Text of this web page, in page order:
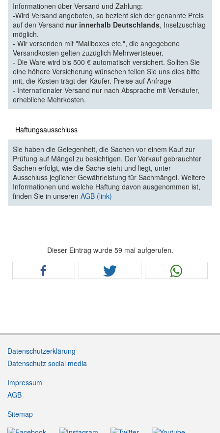
Informationen über Versand und Zahlung:
-Wird Versand angeboten, so bezieht sich der genannte Preis
auf den Versand nur innerhalb Deutschlands, Inselzuschlag
möglich.
- Wir versenden mit "Mailboxes etc.", die angegebene
Versandkosten gelten zuzüglich Mehrwertsteuer.
- Die Ware wird bis 500 € automatisch versichert. Sollten Sie
eine höhere Versicherung wünschen teilen Sie uns dies bitte
mit, die Kosten trägt der Käufer. Preise auf Anfrage
- Internationaler Versand nur nach Absprache mit Verkäufer,
erhebliche Mehrkosten.
Haftungsausschluss
Sie haben die Gelegenheit, die Sachen vor einem Kauf zur
Prüfung auf Mängel zu besichtigen. Der Verkauf gebrauchter
Sachen erfolgt, wie die Sache steht und liegt, unter
Ausschluss jeglicher Gewährleistung für Sachmängel. Weitere
Informationen und welche Haftung davon ausgenommen ist,
finden Sie in unseren AGB (link)
Dieser Eintrag wurde 59 mal aufgerufen.
Datenschutzerklärung
Datenschutz social media
Impressum
AGB
Sitemap